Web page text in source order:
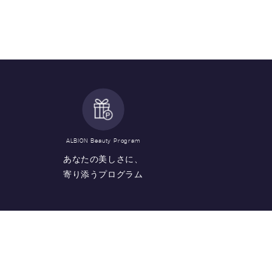
ALBION Beauty Program
あなたの美しさに、
寄り添うプログラム